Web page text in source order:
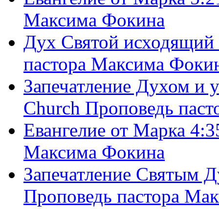
Максима Фокина
Дух Святой
пастора Максима
Запечатление Духом и
Church Проповедь
Евангелие от Марка
Максима Фокина
Запечатление Святым
Проповедь пастора